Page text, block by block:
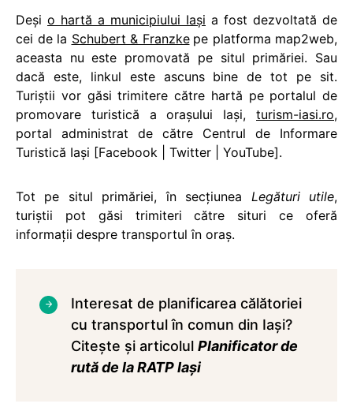
Deși o hartă a municipiului Iași a fost dezvoltată de
cei de la Schubert & Franzke pe platforma map2web,
aceasta nu este promovată pe situl primăriei. Sau
dacă este, linkul este ascuns bine de tot pe sit.
Turiștii vor găsi trimitere către hartă pe portalul de
promovare turistică a orașului Iași, turism-iasi.ro,
portal administrat de către Centrul de Informare
Turistică Iași [Facebook | Twitter | YouTube].
Tot pe situl primăriei, în secțiunea Legături utile,
turiștii pot găsi trimiteri către situri ce oferă
informații despre transportul în oraș.
Interesat de planificarea călătoriei
cu transportul în comun din Iași?
Citește și articolul Planificator de
rută de la RATP Iași